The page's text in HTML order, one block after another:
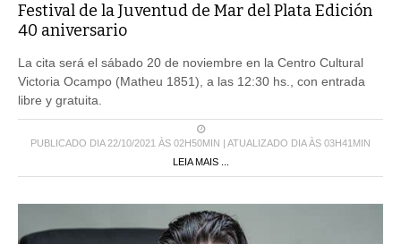
Festival de la Juventud de Mar del Plata Edición
40 aniversario
La cita será el sábado 20 de noviembre en la Centro Cultural
Victoria Ocampo (Matheu 1851), a las 12:30 hs., con entrada
libre y gratuita.
PUBLICADO DIA 22/10/2021 ÀS 02H50MIN | ATUALIZADO DIA ÀS 03H41MIN
LEIA MAIS ...